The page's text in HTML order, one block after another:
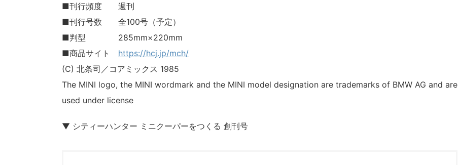
■刊行頻度 週刊
■刊行号数 全100号（予定）
■判型 285mm×220mm
■商品サイト https://hcj.jp/mch/
(C) 北条司／コアミックス 1985
The MINI logo, the MINI wordmark and the MINI model designation are trademarks of BMW AG and are
used under license
▼ シティーハンター ミニクーパーをつくる 創刊号